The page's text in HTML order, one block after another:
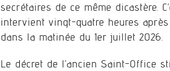
secrétaires de ce même dicastère.
intervient vingt-quatre heures
dans la matinée du 1er juillet 2026.
Le décret de l’ancien Saint-Office